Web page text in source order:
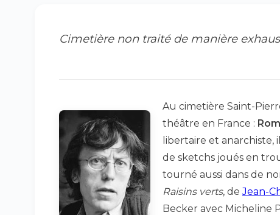
Cimetière non traité de manière
Au cimetière Saint-
théâtre en France :
libertaire et anarchiste,
de sketchs joués en
tourné aussi dans de
Raisins verts, deJean-
Becker avec Micheline